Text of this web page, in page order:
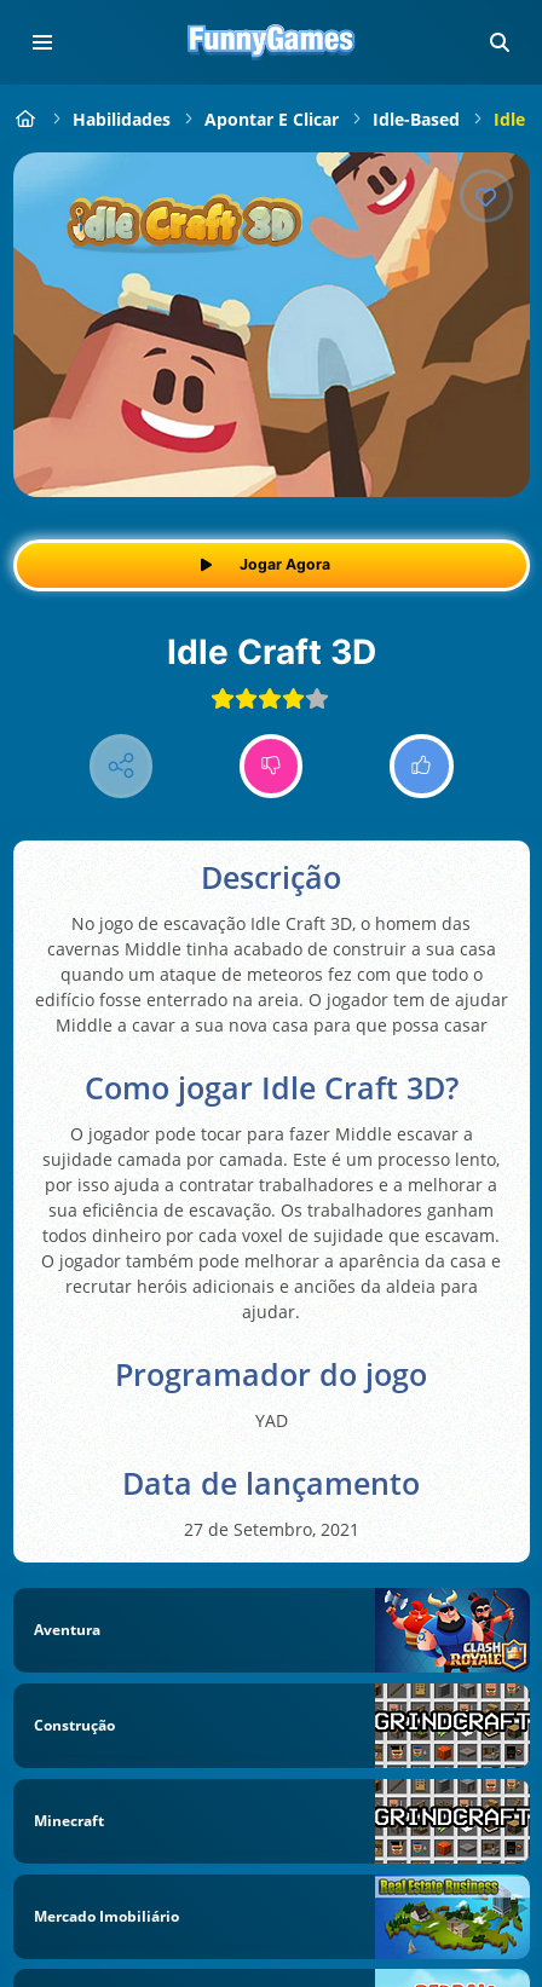
Habilidades Apontar E Clicar Idle-Based Idle
Jogar Agora
Idle Craft 3D
Descrição
No jogo de escavação Idle Craft 3D, o homem das
cavernas Middle tinha acabado de construir a sua casa
quando um ataque de meteoros fez com que todo o
edifício fosse enterrado na areia. O jogador tem de ajudar
Middle a cavar a sua nova casa para que possa casar
Como jogar Idle Craft 3D?
O jogador pode tocar para fazer Middle escavar a
sujidade camada por camada. Este é um processo lento,
por isso ajuda a contratar trabalhadores e a melhorar a
sua eficiência de escavação. Os trabalhadores ganham
todos dinheiro por cada voxel de sujidade que escavam.
O jogador também pode melhorar a aparência da casa e
recrutar heróis adicionais e anciões da aldeia para
ajudar.
Programador do jogo
YAD
Data de lançamento
27 de Setembro, 2021
Aventura
Construção
Minecraft
Mercado Imobiliário